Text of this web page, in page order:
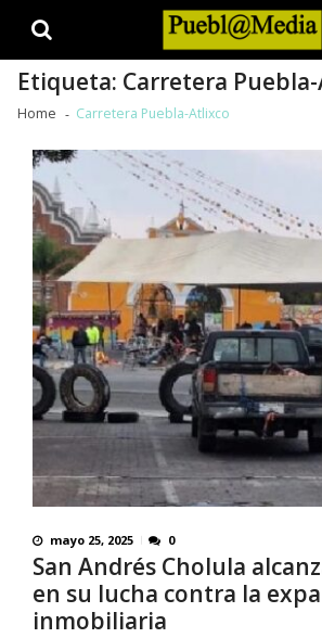
Etiqueta: Carretera
Home Carretera Puebla-Atlixco
mayo 25, 2025 0
San Andrés Cholula
en su lucha contra la
inmobiliaria